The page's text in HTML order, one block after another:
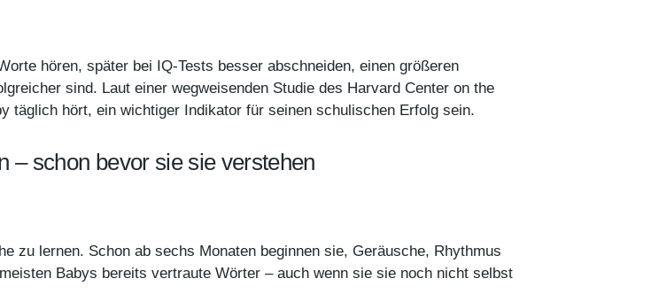
hören, später bei IQ-Tests besser abschneiden, einen größeren
sind. Laut einer wegweisenden Studie des Harvard Center on the
täglich hört, ein wichtiger Indikator für seinen schulischen Erfolg sein.
– schon bevor sie sie verstehen
zu lernen. Schon ab sechs Monaten beginnen sie, Geräusche, Rhythmus
Babys bereits vertraute Wörter – auch wenn sie sie noch nicht selbst